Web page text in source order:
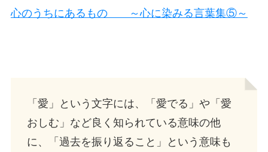
心のうちにあるもの ～心に染みる言葉集⑤～
「愛」という文字には、「愛でる」や「愛
おしむ」など良く知られている意味の他
に、「過去を振り返ること」という意味も